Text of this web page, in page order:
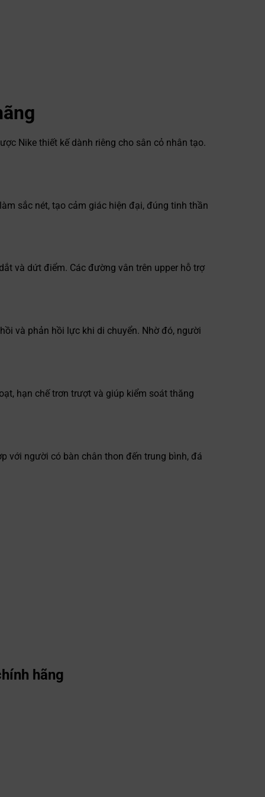
Nike thiết kế dành riêng cho sân cỏ nhân tạo.
sắc nét, tạo cảm giác hiện đại, đúng tinh thần
và dứt điểm. Các đường vân trên upper hỗ trợ
và phản hồi lực khi di chuyển. Nhờ đó, người
hạn chế trơn trượt và giúp kiểm soát thăng
với người có bàn chân thon đến trung bình, đá
hãng